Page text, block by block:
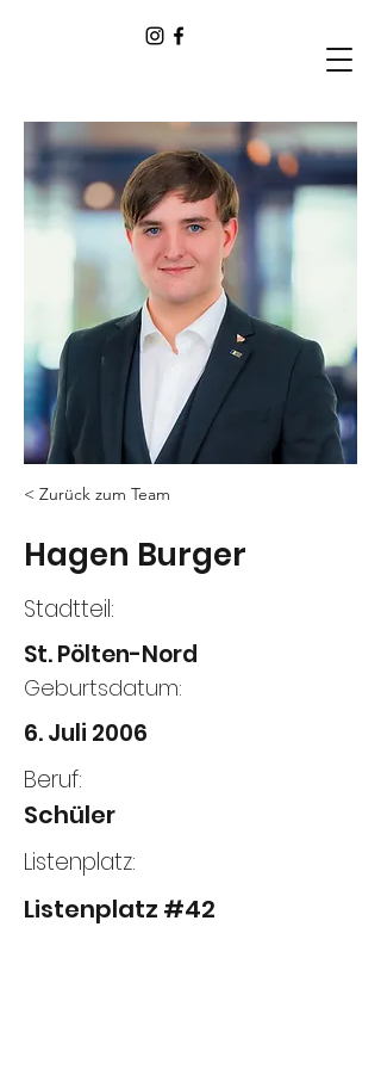
< Zurück zum Team
Hagen Burger
Stadtteil:
St. Pölten-Nord
Geburtsdatum:
6. Juli 2006
Beruf:
Schüler
Listenplatz:
Listenplatz #42